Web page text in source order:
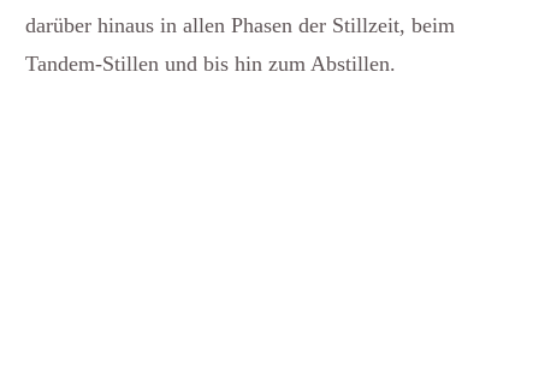
darüber hinaus in allen Phasen der Stillzeit, beim
Tandem-Stillen und bis hin zum Abstillen.